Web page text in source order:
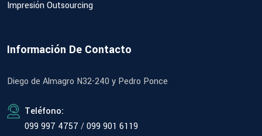
Impresión Outsourcing
Información De Contacto
Diego de Almagro N32-240 y Pedro Ponce
Teléfono:
099 997 4757 /099 901 6119